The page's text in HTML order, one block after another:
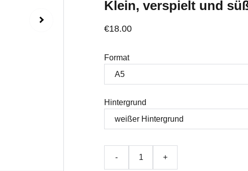
Klein, verspielt und
€18.00
Format
Hintergrund
- +